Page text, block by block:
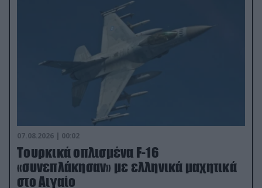
07.08.2026 | 00:02
Τουρκικά οπλισμένα F-16
«συνεπλάκησαν» με ελληνικά μαχητικά
στο Αιγαίο